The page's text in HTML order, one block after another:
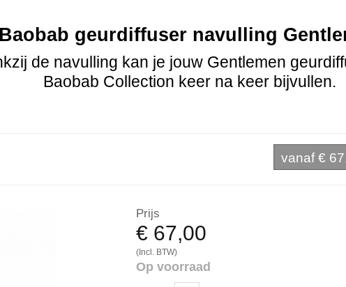
Baobab geurdiffuser navulling
de navulling kan je jouw Gentlemen
Baobab Collection keer na keer bijvullen.
vanaf€
Prijs
€ 67,00
(Incl. BTW)
Op voorraad